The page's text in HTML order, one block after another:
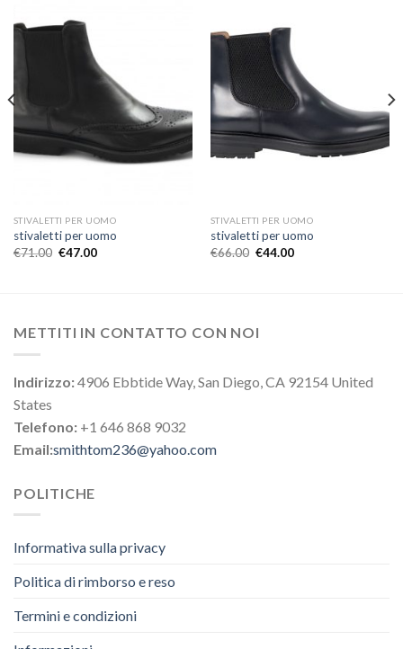
STIVALETTI PER UOMO
stivaletti per uomo
€71.00 €47.00
STIVALETTI PER UOMO
stivaletti per uomo
€66.00 €44.00
METTITI IN CONTATTO CON NOI
Indirizzo:4906 Ebbtide Way, San Diego, CA 92154 United
States
Telefono: +1 646 868 9032
Email:smithtom236@yahoo.com
POLITICHE
Informativa sulla privacy
Politica di rimborso e reso
Termini e condizioni